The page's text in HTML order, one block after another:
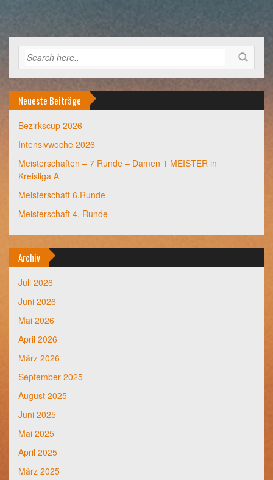
Neueste Beiträge
Bezirkscup 2026
Intensivwoche 2026
Meisterschaften – 7 Runde – Damen 1 MEISTER in
Kreisliga A
Meisterschaft 6.Runde
Meisterschaft 4. Runde
Archiv
Juli 2026
Juni 2026
Mai 2026
April 2026
März 2026
September 2025
August 2025
Juni 2025
Mai 2025
April 2025
März 2025